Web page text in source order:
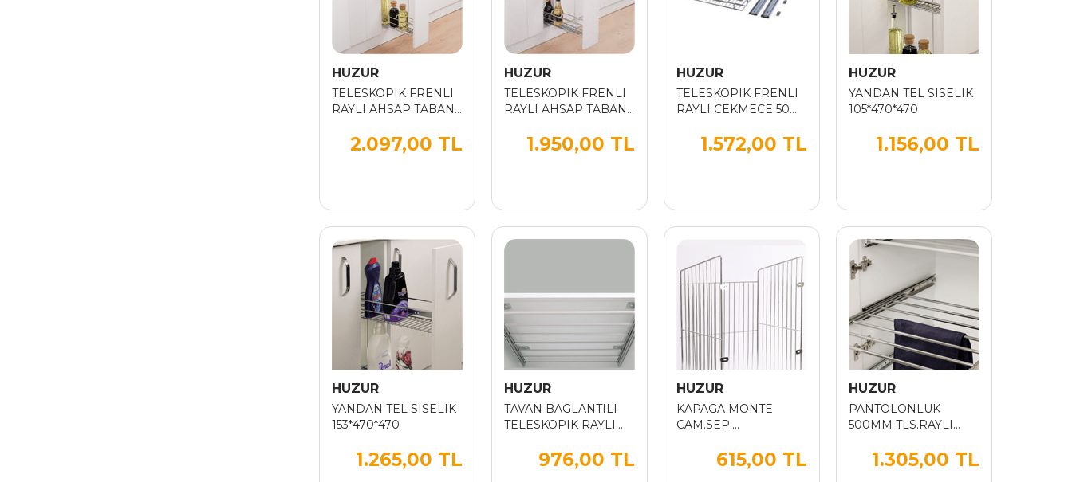
HUZUR
TELESKOPIK FRENLI
RAYLI AHSAP TABAN
2.097,00 TL
HUZUR
TELESKOPIK FRENLI
RAYLI AHSAP TABAN
1.950,00 TL
HUZUR
TELESKOPIK FRENLI
RAYLI CEKMECE 50
1.572,00 TL
HUZUR
YANDAN TEL SISELIK
105*470*470
1.156,00 TL
HUZUR
YANDAN TEL SISELIK
153*470*470
1.265,00 TL
HUZUR
TAVAN BAGLANTILI
TELESKOPIK RAYLI
PANTOLONLUK 40
976,00 TL
HUZUR
KAPAGA MONTE
CAM.SEP.
615,00 TL
HUZUR
PANTOLONLUK
500MM TLS.RAYLI
1.305,00 TL